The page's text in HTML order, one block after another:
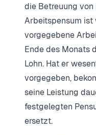
die Betreuung
Arbeitspensum ist
vorgegebene
Ende des Monats
Lohn. Hat er
vorgegeben,
seine Leistung
festgelegten
ersetzt.